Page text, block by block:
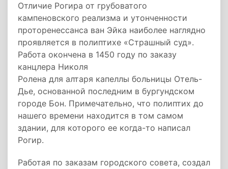
Отличие Рогира от грубоватого
кампеновского реализма и утонченности
проторенессанса ван Эйка наиболее наглядно
проявляется в полиптихе «Страшный суд».
Работа окончена в 1450 году по заказу
канцлера Николя
Ролена для алтаря капеллы больницы Отель-
Дье, основанной последним в бургундском
городе Бон. Примечательно, что полиптих до
нашего времени находится в том самом
здании, для которого ее когда-то написал
Рогир.
Работая по заказам городского совета, создал